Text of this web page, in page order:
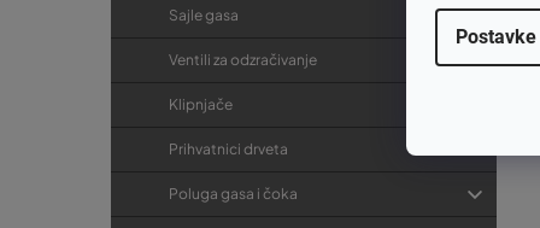
Postavke
Sajle gasa
Ventili za odzračivanje
Klipnjače
Prihvatnici drveta
Poluga gasa i čoka